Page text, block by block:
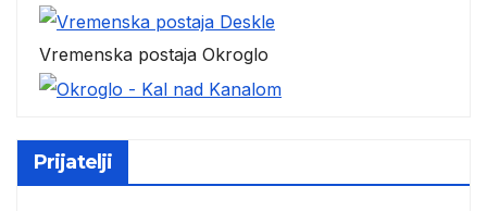
Vremenska postaja Okroglo
Prijatelji